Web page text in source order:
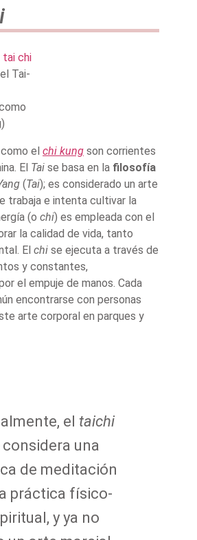
Tai-
)
como el chi kung son corrientes
El Tai se basa en la filosofía
(Tai); es considerado un arte
trabaja e intenta cultivar la
(o chi) es empleada con el
la calidad de vida, tanto
El chi se ejecuta a través de
y constantes,
el empuje de manos. Cada
encontrarse con personas
arte corporal en parques y
el taichi
considera una
de meditación
práctica físico-
y ya no